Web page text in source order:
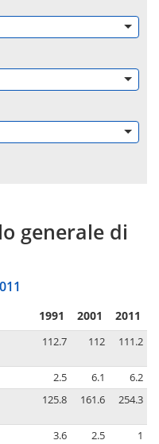
generale di
1991 2001 2011
112.7 112 111.2
2.5 6.1
6.2
125.8 161.6 254.3
3.6 2.5
1